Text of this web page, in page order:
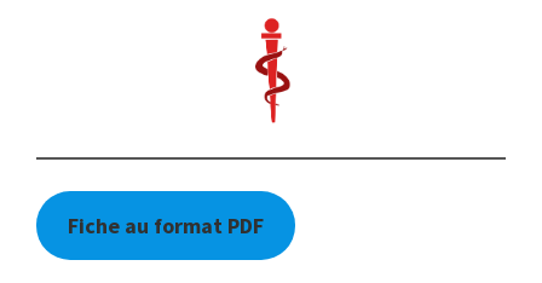
Fiche au format PDF